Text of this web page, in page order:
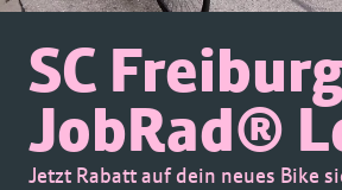
SC
JobRad®
Jetzt Rabatt auf dein neues Bike